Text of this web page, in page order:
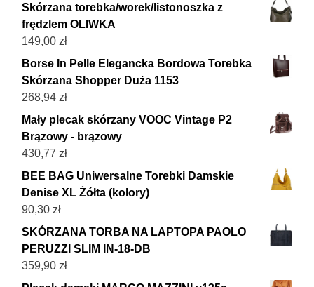
Skórzana torebka/worek/listonoszka z
frędzlem OLIWKA
149,00 zł
Borse In Pelle Elegancka Bordowa Torebka
Skórzana Shopper Duża 1153
268,94 zł
Mały plecak skórzany VOOC Vintage P2
Brązowy - brązowy
430,77 zł
BEE BAG Uniwersalne Torebki Damskie
Denise XL Żółta (kolory)
90,30 zł
SKÓRZANA TORBA NA LAPTOPA PAOLO
PERUZZI SLIM IN-18-DB
359,90 zł